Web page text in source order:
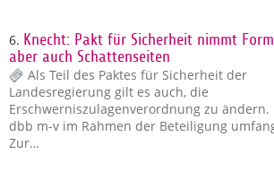
6. Knecht: Pakt für Sicherheit nimmt
aber auch Schattenseiten
Als Teil des Paktes für Sicherheit der
Landesregierung gilt es auch, die
Erschwerniszulagenverordnung zu
dbb m-v im Rahmen der Beteiligung
Zur…